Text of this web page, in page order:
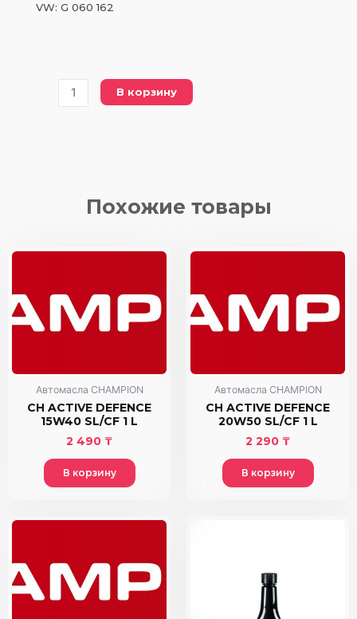
VW: G 060 162
Количество
товара
60
В корзину
Похожие товары
Автомасла CHAMPION
CH ACTIVE DEFENCE
15W40 SL/CF 1 L
2 490 ₸
В корзину
Автомасла CHAMPION
CH ACTIVE DEFENCE
20W50 SL/CF 1 L
2 290 ₸
В корзину